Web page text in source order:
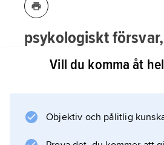
psykologiskt försvar,
sammanfattande
åtgärder som vidtas för
och begränsa
angripares försök att
Vill du komma åt
Objektiv och pålitlig